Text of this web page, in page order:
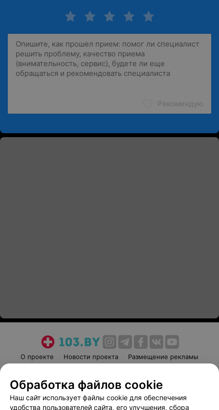
Рекомендую
О проекте Новости проекта
Размещение рекламы
Пользовательское соглашение
Способы оплаты
Вакансии
Партнеры
Обработка файлов cookie
Наш сайт использует файлы cookie для обеспечения
удобства пользователей сайта, его улучшения, сбора